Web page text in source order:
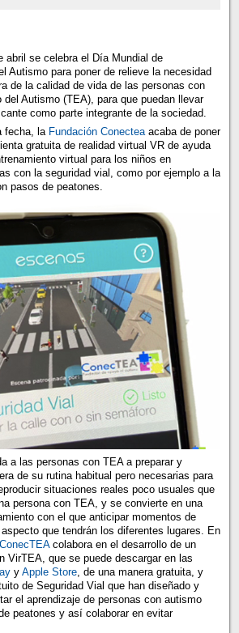
abril se celebra el Día Mundial de
Autismo para poner de relieve la necesidad
de la calidad de vida de las personas con
Autismo (TEA), para que puedan llevar
como parte integrante de la sociedad.
fecha, la Fundación Conecteaacaba de poner
gratuita de realidad virtual VR de ayuda
virtual para los niños en
con la seguridad vial, como por ejemplo a la
pasos de peatones.
a las personas con TEA a preparar y
de su rutina habitual pero necesarias para
situaciones reales poco usuales que
persona con TEA, y se convierte en una
con el que anticipar momentos de
que tendrán los diferentes lugares. En
colabora en el desarrollo de un
VirTEA, que se puede descargar en las
y Apple Store, de una manera gratuita, y
de Seguridad Vial que han diseñado y
el aprendizaje de personas con autismo
peatones y así colaborar en evitar